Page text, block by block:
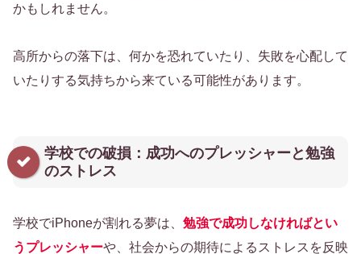
かもしれません。
高所からの落下は、何かを恐れていたり、失敗を心配して
いたりする気持ちから来ている可能性があります。
学校での破損：成功へのプレッシャーと勉強
のストレス
学校でiPhoneが割れる夢は、 勉強で成功しなければとい
うプレッシャーや、社会からの期待によるストレスを反映